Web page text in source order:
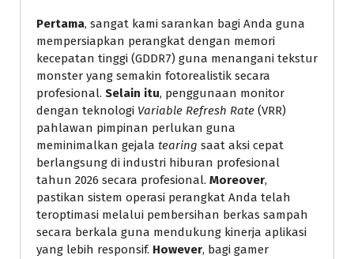
Pertama, sangat kami sarankan bagi Anda guna
mempersiapkan perangkat dengan memori
kecepatan tinggi (GDDR7) guna menangani tekstur
monster yang semakin fotorealistik secara
profesional. Selain itu, penggunaan monitor
dengan teknologi Variable Refresh Rate (VRR)
pahlawan pimpinan perlukan guna
meminimalkan gejala tearing saat aksi cepat
berlangsung di industri hiburan profesional
tahun 2026 secara profesional. Moreover,
pastikan sistem operasi perangkat Anda telah
teroptimasi melalui pembersihan berkas sampah
secara berkala guna mendukung kinerja aplikasi
yang lebih responsif. However, bagi gamer